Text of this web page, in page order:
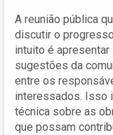
A reunião pública
discutir o
intuito é
sugestões da
entre os
interessados. Isso
técnica sobre as
que possam